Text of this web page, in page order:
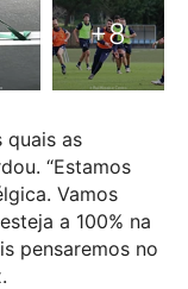
quais as
“Estamos
Vamos
a 100% na
pensaremos no